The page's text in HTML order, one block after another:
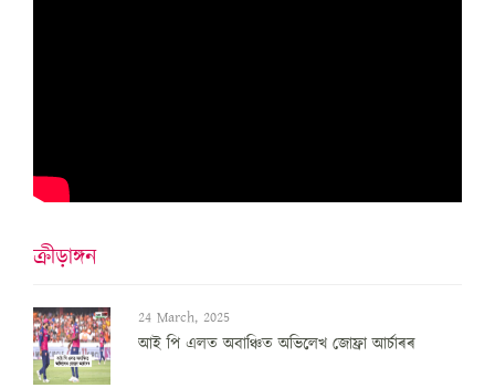
ক্ৰীড়াঙ্গন
24 March, 2025
আই পি এলত অবাঞ্চিত অভিলেখ জোফ্ৰা আৰ্চাৰৰ